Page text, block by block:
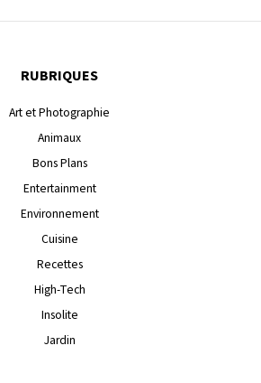
RUBRIQUES
Art et Photographie
Animaux
Bons Plans
Entertainment
Environnement
Cuisine
Recettes
High-Tech
Insolite
Jardin